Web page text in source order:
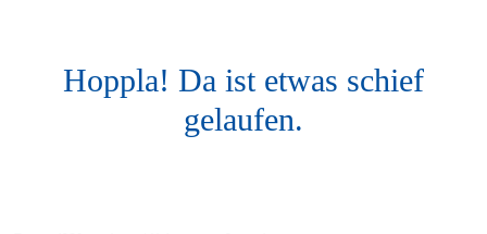
Hoppla! Da ist etwas schief
gelaufen.